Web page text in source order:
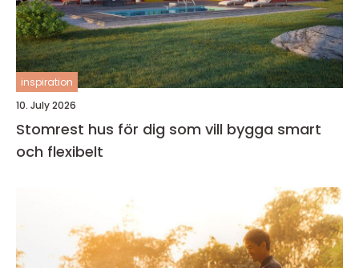
inspiration
10. July 2026
Stomrest hus för dig som vill bygga smart
och flexibelt